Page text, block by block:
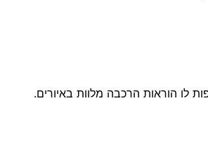
לו הוראות הרכבה מלוות באיורים.